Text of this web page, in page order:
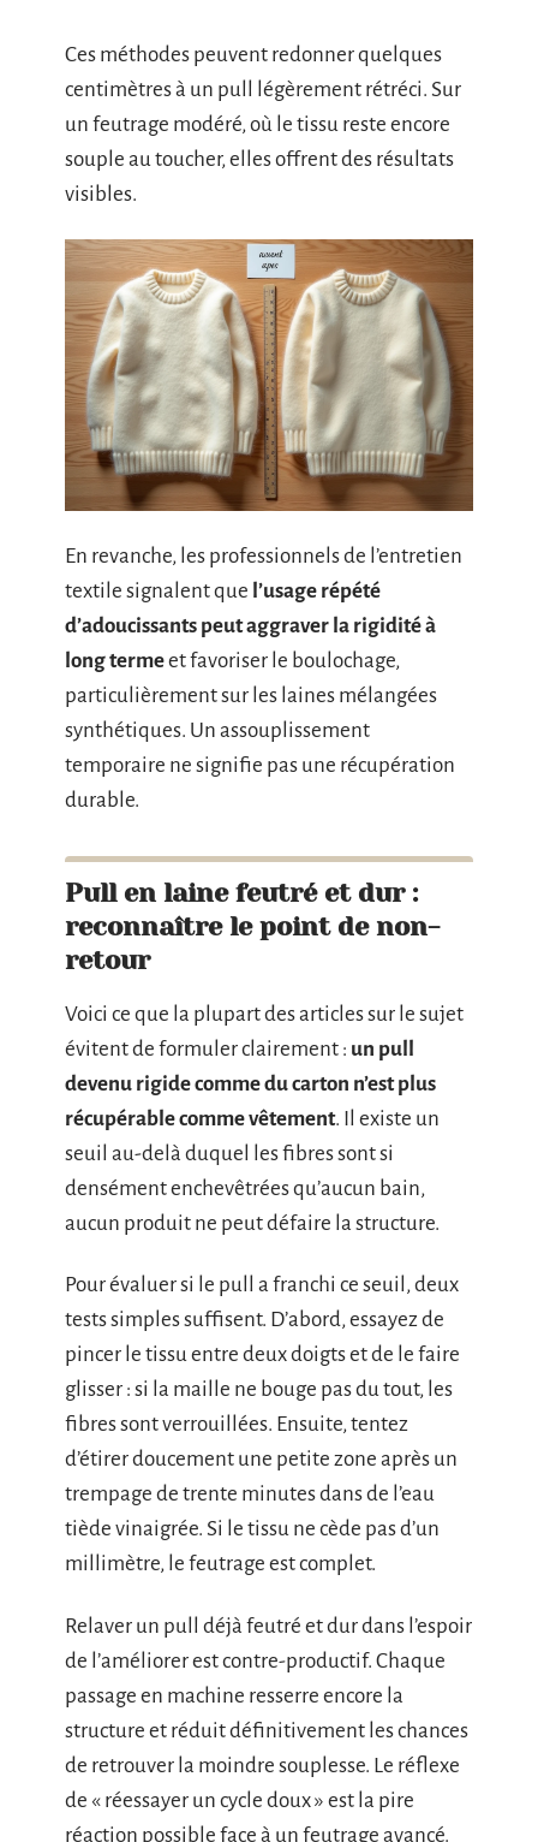
Ces méthodes peuvent redonner quelques
centimètres à un pull légèrement rétréci. Sur
un feutrage modéré, où le tissu reste encore
souple au toucher, elles offrent des résultats
visibles.
En revanche, les professionnels de l’entretien
textile signalent que l’usage répété
d’adoucissants peut aggraver la rigidité à
long termeet favoriser le boulochage,
particulièrement sur les laines mélangées
synthétiques. Un assouplissement
temporaire ne signifie pas une récupération
durable.
Pull en laine feutré et dur :
reconnaître le point de non-
retour
Voici ce que la plupart des articles sur le sujet
évitent de formuler clairement : un pull
devenu rigide comme du carton n’est plus
récupérable comme vêtement. Il existe un
seuil au-delà duquel les fibres sont si
densément enchevêtrées qu’aucun bain,
aucun produit ne peut défaire la structure.
Pour évaluer si le pull a franchi ce seuil, deux
tests simples suffisent. D’abord, essayez de
pincer le tissu entre deux doigts et de le faire
glisser : si la maille ne bouge pas du tout, les
fibres sont verrouillées. Ensuite, tentez
d’étirer doucement une petite zone après un
trempage de trente minutes dans de l’eau
tiède vinaigrée. Si le tissu ne cède pas d’un
millimètre, le feutrage est complet.
Relaver un pull déjà feutré et dur dans l’espoir
de l’améliorer est contre-productif. Chaque
passage en machine resserre encore la
structure et réduit définitivement les chances
de retrouver la moindre souplesse. Le réflexe
de « réessayer un cycle doux » est la pire
réaction possible face à un feutrage avancé.